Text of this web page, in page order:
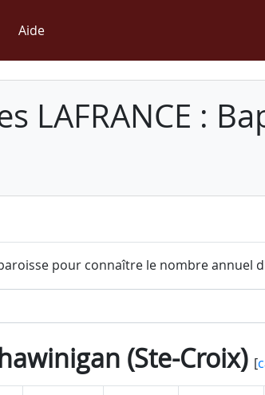
Aide
LAFRANCE :
pour connaître le nombre annuel
(Ste-Croix)[